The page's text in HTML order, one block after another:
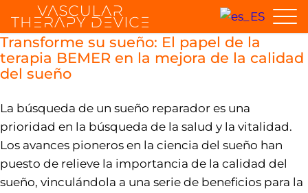
Transforme su sueño: El papel de la
terapia BEMER en la mejora de la calidad
del sueño
La búsqueda de un sueño reparador es una
prioridad en la búsqueda de la salud y la vitalidad.
Los avances pioneros en la ciencia del sueño han
puesto de relieve la importancia de la calidad del
sueño, vinculándola a una serie de beneficios para la